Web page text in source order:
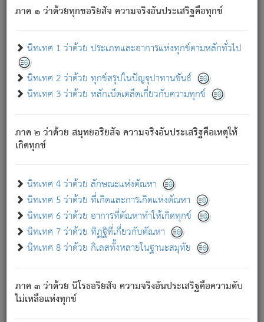
ภาค ๑ ว่าด้วยทุกขอริยสัจ ความจริงอันประเสริฐคือทุกข์
นิทเทศ 1 ว่าด้วย ประเภทและอาการแห่งทุกข์ตามหลักทั่วไป
นิทเทศ 2 ว่าด้วย ทุกข์สรุปในปัญจุปาทานขันธ์
นิทเทศ 3 ว่าด้วย หลักเบ็ดเตล็ดเกี่ยวกับความทุกข์
ภาค ๒ ว่าด้วย สมุทยอริยสัจ ความจริงอันประเสริฐคือเหตุให้
เกิดทุกข์
นิทเทศ 4 ว่าด้วย ลักษณะแห่งตัณหา
นิทเทศ 5 ว่าด้วย ที่เกิดและการเกิดแห่งตัณหา
นิทเทศ 6 ว่าด้วย อาการที่ตัณหาทำให้เกิดทุกข์
นิทเทศ 7 ว่าด้วย ทิฏฐิที่เกี่ยวกับตัณหา
นิทเทศ 8 ว่าด้วย กิเลสทั้งหลายในฐานะสมุทัย
ภาค ๓ ว่าด้วย นิโรธอริยสัจ ความจริงอันประเสริฐคือความดับ
ไม่เหลือแห่งทุกข์
ภพ ว่ามีได้เพราะวิภพ[2]: เรากล่าวว่า สมณะหรือพราหมณ์ทั้ง
ปวงนั้น ก็ยังสลัดภพออกไปไม่ได้.
ก็ทุกข์นี้มีขึ้น เพราะอาศัยซึ่งอุปธิทั้งปวง.
เพราะความสิ้นไปแห่งอุปาทานทั้งปวง ความเกิดขึ้นแห่ง
ทุกข์จึงไม่มี.
ท่านจงดูโลกนี้เถิด (จะเห็นว่า) สัตว์ทั้งหลายอันอวิชาหนา
แน่นบังหนาแล้ว; และว่า สัตว์ผู้ยินดีในภพอันเป็นแล้วนั้น ย่อม
อันเป็นไปในที่หรือเวลาทั้งปวง[3]เพื่อความมีแห่งประโยชน์โดย
ประการทั้งปวง; ภพทั้งหลายทั้งหมดนั้น ไม่เที่ยง เป็นทุกข์ มี
ความแปรปรวนเป็นธรรมดา.
อย่างนี้อยู่; เขาย่อมละภวตัณหาได้ และไม่เพลิดเพลินวิภวตัณหา
ด้วย.
ความดับเพราะความสำรอกไม่เหลือ (แห่งภพทั้งหลาย)
เพราะความสิ้นไปแห่งตัณหาโดยประการทั้งปวง นั้นคือ
นิพพาน.
ภพใหม่ย่อมไม่มีแก่ภิกษุนั้น ผู้ดับเย็นสนิทแล้ว เพราะไม่มี
ภิกษุนั้น เป็นผู้ครอบงำมารได้แล้ว ชนะสงครามแล้ว ก้าวล่วง
ภพทั้งหลายทั้งปวงได้แล้ว เป็นผู้คงที่ (คือไม่เปลี่ยนแปลงอีกต่อ